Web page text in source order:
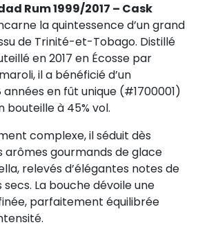
Rum 1999/2017 – Cask
la quintessence d’un grand
de Trinité-et-Tobago. Distillé
en 2017 en Écosse par
il a bénéficié d’un
années en fût unique (#1700001)
bouteille à 45% vol.
complexe, il séduit dès
arômes gourmands de glace
relevés d’élégantes notes de
La bouche dévoile une
parfaitement équilibrée